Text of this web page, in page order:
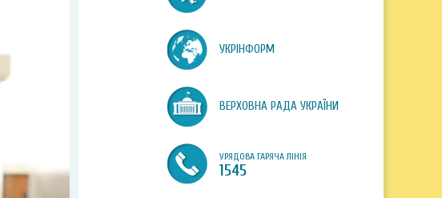
УКРІНФОРМ
ВЕРХОВНА РАДА УКРАЇНИ
УРЯДОВА ГАРЯЧА ЛІНІЯ
1545